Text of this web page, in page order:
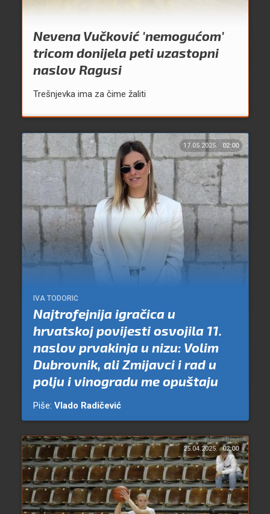
Nevena Vučković 'nemogućom'
tricom donijela peti uzastopni
naslov Ragusi
Trešnjevka ima za čime žaliti
17.05.2025. 02:00
IVA TODORIĆ
Najtrofejnija igračica u
hrvatskoj povijesti osvojila 11.
naslov prvakinja u nizu: Volim
Dubrovnik, ali Zmijavci i rad u
polju i vinogradu me opuštaju
Piše: Vlado Radičević
25.04.2025. 02:00